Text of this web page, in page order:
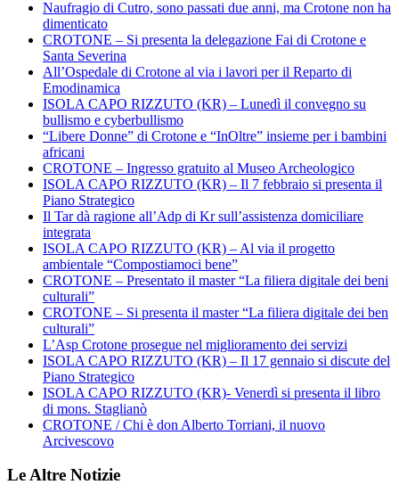
Naufragio di Cutro, sono passati due anni, ma Crotone non ha
dimenticato
CROTONE – Si presenta la delegazione Fai di Crotone e
Santa Severina
All’Ospedale di Crotone al via i lavori per il Reparto di
Emodinamica
ISOLA CAPO RIZZUTO (KR) – Lunedì il convegno su
bullismo e cyberbullismo
“Libere Donne” di Crotone e “InOltre” insieme per i bambini
africani
CROTONE – Ingresso gratuito al Museo Archeologico
ISOLA CAPO RIZZUTO (KR) – Il 7 febbraio si presenta il
Piano Strategico
Il Tar dà ragione all’Adp di Kr sull’assistenza domiciliare
integrata
ISOLA CAPO RIZZUTO (KR) – Al via il progetto
ambientale “Compostiamoci bene”
CROTONE – Presentato il master “La filiera digitale dei beni
culturali”
CROTONE – Si presenta il master “La filiera digitale dei ben
culturali”
L’Asp Crotone prosegue nel miglioramento dei servizi
ISOLA CAPO RIZZUTO (KR) – Il 17 gennaio si discute del
Piano Strategico
ISOLA CAPO RIZZUTO (KR)- Venerdì si presenta il libro
di mons. Staglianò
CROTONE / Chi è don Alberto Torriani, il nuovo
Arcivescovo
Le Altre Notizie